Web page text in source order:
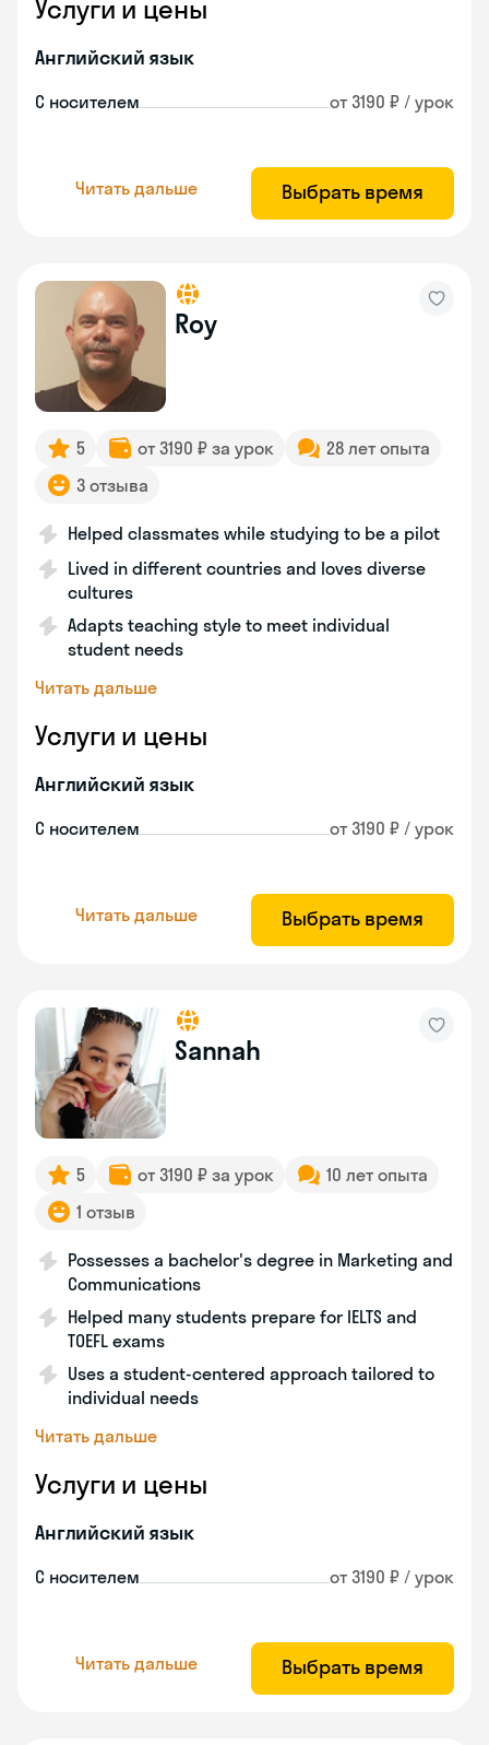
Услуги и цены
Английский язык
С носителем от 3190 ₽ / урок
Читать дальше Выбрать время
Roy
5 от 3190 ₽ за урок
28 лет опыта
3 отзыва
Helped classmates while studying to be a pilot
Lived in different countries and loves diverse
cultures
Adapts teaching style to meet individual
student needs
Читать дальше
Услуги и цены
Английский язык
С носителем от 3190 ₽ / урок
Читать дальше Выбрать время
Sannah
5 от 3190 ₽ за урок
10 лет опыта
1 отзыв
Possesses a bachelor's degree in Marketing and
Communications
Helped many students prepare for IELTS and
TOEFL exams
Uses a student-centered approach tailored to
individual needs
Читать дальше
Услуги и цены
Английский язык
С носителем от 3190 ₽ / урок
Читать дальше Выбрать время